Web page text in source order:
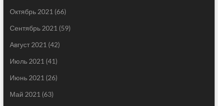
Октябрь 2021 (66)
Сентябрь 2021 (59)
Август 2021 (42)
Июль 2021 (41)
Июнь 2021 (26)
Май 2021 (63)